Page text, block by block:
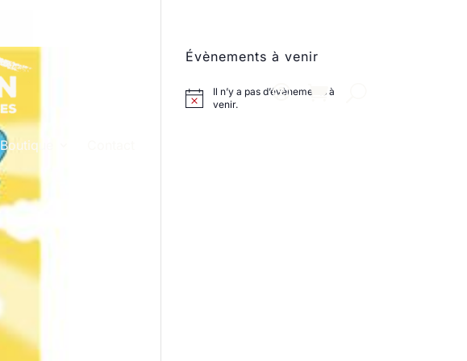
Boutique
Évènements à venir
Il n’y a pas d’évènements à
venir.